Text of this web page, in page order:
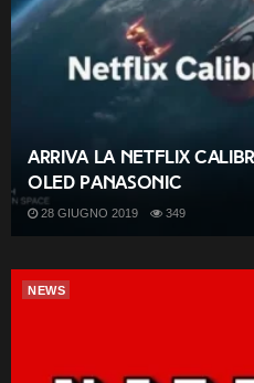
Arriva la Netflix
OLED Panasonic
28 GIUGNO 2019 349
NEWS